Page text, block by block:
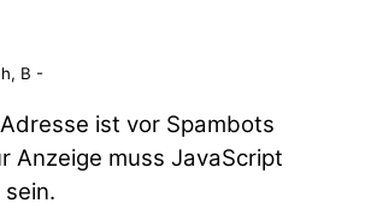
h, B -
ist vor Spambots
Anzeige muss JavaScript